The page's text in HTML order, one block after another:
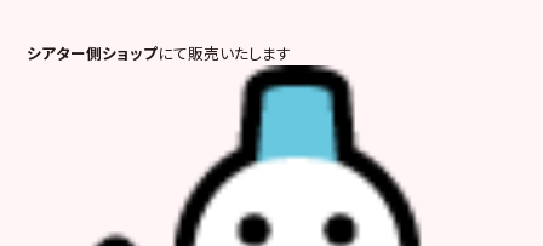
シアター側ショップにて販売いたします